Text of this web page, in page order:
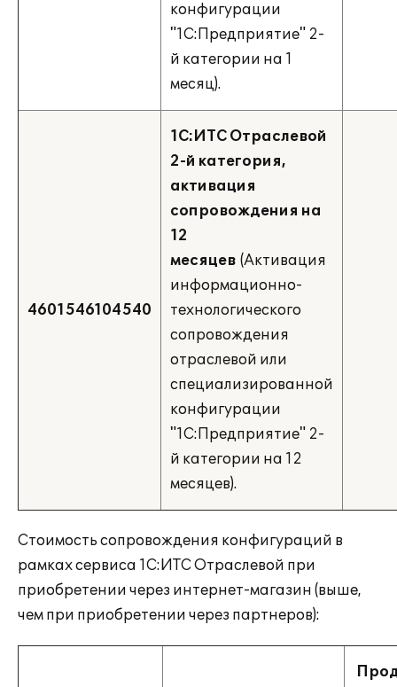
конфигурации
"1С:Предприятие" 2-
й категории на 1
месяц).
4601546104540
1С:ИТС Отраслевой
2-й категория,
активация
сопровождения на
12
месяцев (Активация
информационно-
технологического
сопровождения
отраслевой или
специализированной
конфигурации
"1С:Предприятие" 2-
й категории на 12
месяцев).
Стоимость сопровождения конфигураций в
рамках сервиса 1С:ИТС Отраслевой при
приобретении через интернет-магазин (выше,
чем при приобретении через партнеров):